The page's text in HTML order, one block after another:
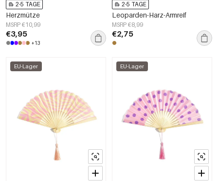
2-5 TAGE
Herzmütze
MSRP €10,99
€3,95
+13
2-5 TAGE
Leoparden-Harz-Armreif
MSRP €8,99
€2,75
EU-Lager EU-Lager